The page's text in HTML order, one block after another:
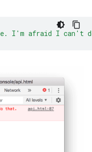
I'm afraid I can't